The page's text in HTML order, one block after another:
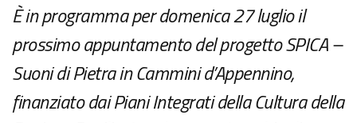
È in programma per domenica 27 luglio il
prossimo appuntamento del progetto SPICA –
Suoni di Pietra in Cammini d’Appennino,
finanziato dai Piani Integrati della Cultura della